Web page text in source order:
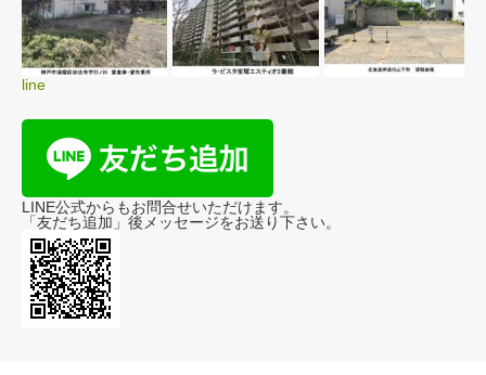
line
LINE公式からもお問合せいただけます。
「友だち追加」後メッセージをお送り下さい。